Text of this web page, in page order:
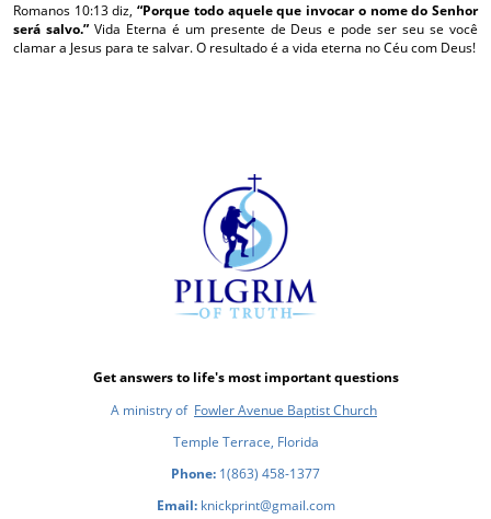
Romanos 10:13 diz,“Porque todo aquele que invocar o nome do Senhor
será salvo.”Vida Eterna é um presente de Deus e pode ser seu se você
clamar a Jesus para te salvar. O resultado é a vida eterna no Céu com Deus!
Get answers to life's most important questions
A ministry of Fowler Avenue Baptist Church
Temple Terrace, Florida
Phone: 1(863) 458-1377
Email: knickprint@gmail.com